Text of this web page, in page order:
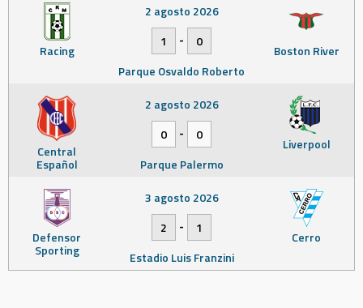
Racing Boston River
2 agosto 2026
1
-
0
Parque Osvaldo Roberto
Central
Español
Liverpool
2 agosto 2026
0
-
0
Parque Palermo
Defensor
Sporting
Cerro
3 agosto 2026
2
-
1
Estadio Luis Franzini